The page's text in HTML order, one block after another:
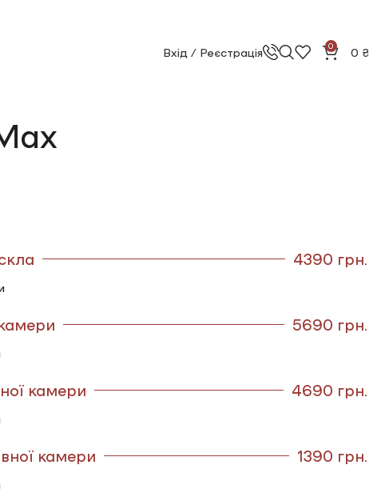
Вхід / Реєстрація 0 0 ₴
4390 грн.
5690 грн.
камери 4690 грн.
камери 1390 грн.